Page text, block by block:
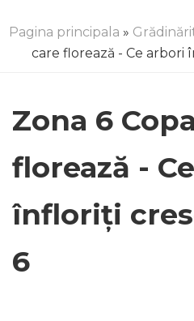
Pagina principala »
care florează - Ce arbori
Zona 6
florează -
înfloriți
6